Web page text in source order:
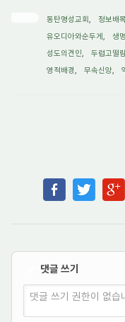
동탄명성교회 , 정보배
유오디아와순두게 , 생
성도의견인, 두렵고떨
영적배경, 무속신앙,
댓글 쓰기
댓글 쓰기 권한이 없습